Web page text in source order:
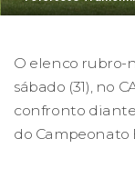
O elenco rubro-
sábado (31), no
confronto diante
do Campeonato